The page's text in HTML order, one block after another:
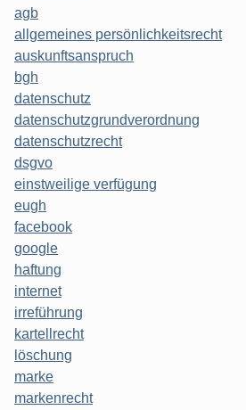
agb
allgemeines persönlichkeitsrecht
auskunftsanspruch
bgh
datenschutz
datenschutzgrundverordnung
datenschutzrecht
dsgvo
einstweilige verfügung
eugh
facebook
google
haftung
internet
irreführung
kartellrecht
löschung
marke
markenrecht